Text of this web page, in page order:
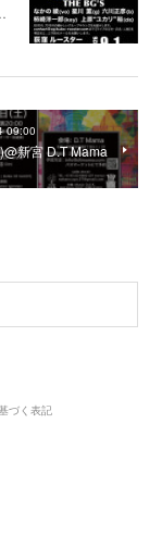
09:00
新宮 D.T Mama
づく表記